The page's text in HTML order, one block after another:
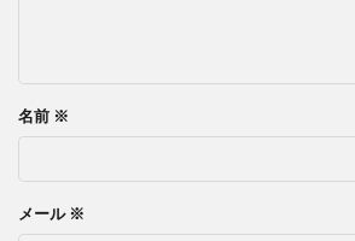
名前 ※
メール ※